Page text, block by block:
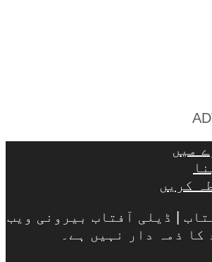
میں
کریں
آفتاب | ڈیلی آفتاب بیرونی ویب
کا ذمہ دار نہیں ہے۔